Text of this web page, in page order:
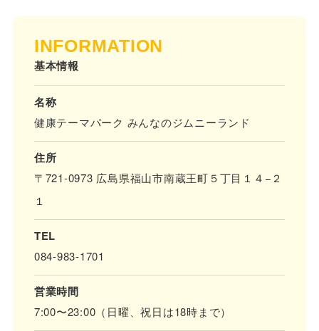
INFORMATION
基本情報
名称
健康テーマパーク みんなのジムニーランド
住所
〒721-0973 広島県福山市南蔵王町５丁目１４−２
１
TEL
084-983-1701
営業時間
7:00〜23:00（日曜、祝日は18時まで）